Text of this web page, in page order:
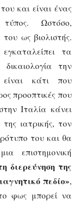
και είναι ένας
τύπος. Ωστόσο,
ως βιολιστής.
τα
την
κάτι που
προοπτικές που
Ιταλία κάνει
ιατρικής, τον
του και θα
επιστημονική
διερεύνηση της
πεδίο»,
φως μπορεί να